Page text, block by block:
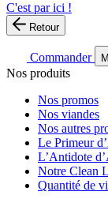
C'est par ici !
Retour
Commander
Nos produits
Nos promos
Nos viandes
Nos autres
Le Primeur
L’Antidote
Notre Clean
Quantité de